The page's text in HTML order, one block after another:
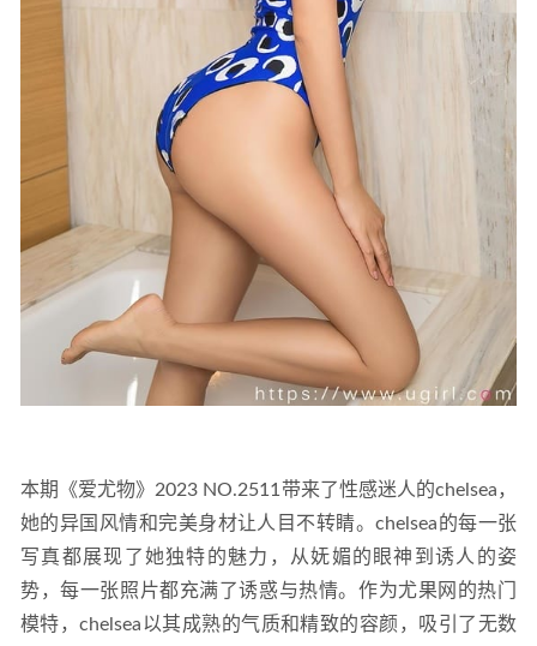
本期《爱尤物》2023 NO.2511带来了性感迷人的chelsea，
她的异国风情和完美身材让人目不转睛。chelsea的每一张
写真都展现了她独特的魅力，从妩媚的眼神到诱人的姿
势，每一张照片都充满了诱惑与热情。作为尤果网的热门
模特，chelsea以其成熟的气质和精致的容颜，吸引了无数